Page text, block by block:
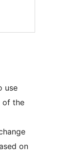
use
of the
on